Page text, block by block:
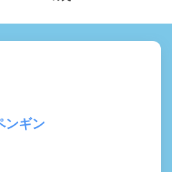
ンギン